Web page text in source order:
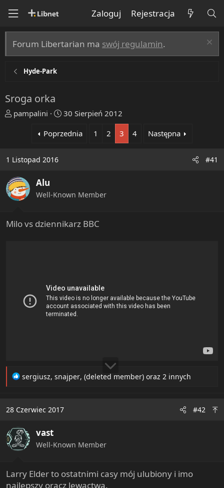
Zaloguj Rejestracja
Forum Libertarian ma swój regulamin.
Hyde-Park
Sroga orka
T
a
d
s
t
a
e
pampalini
R
z
t
30 Sierpień 2012
Poprzednia
1 2 3 4 Następna
1 Listopad 2016 #41
Alu
Well-Known Member
Milo vs dziennikarz BBC
R
t
o
n
s
sergiusz, snajper, (deleted member) oraz 2 innych
28 Czerwiec 2017 #42
vast
Well-Known Member
Larry Elder to ostatnimi casy mój ulubiony i imo
najlepszy oracz lewactwa.